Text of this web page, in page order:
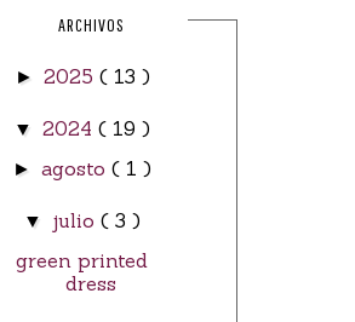
ARCHIVOS
► 2025 ( 13 )
▼2024( 19 )
►agosto( 1 )
▼ julio( 3 )
green printed
dress